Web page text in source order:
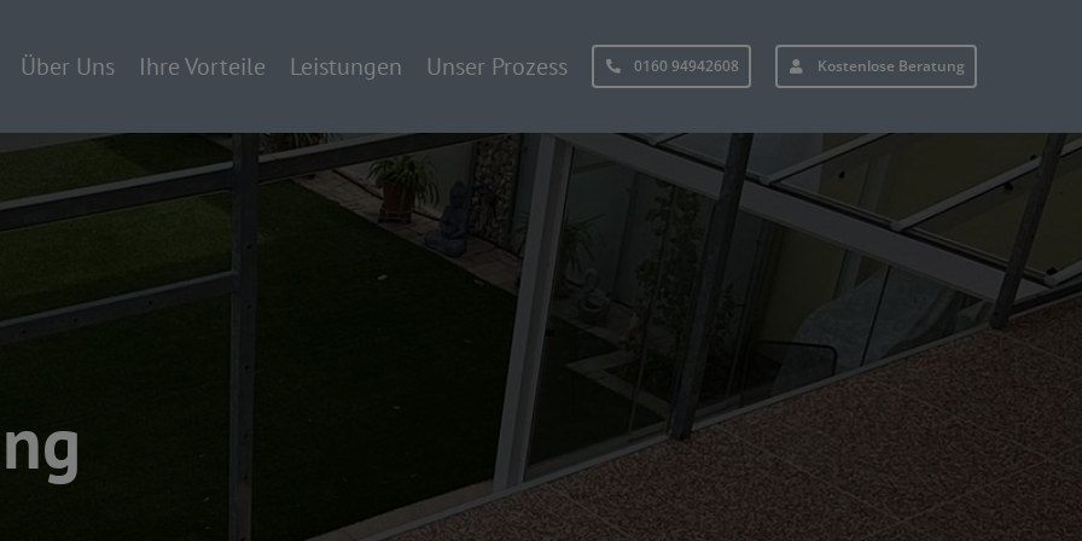
Über Uns Ihre Vorteile Leistungen Unser Prozess 0160 94942608 Kostenlose Beratung